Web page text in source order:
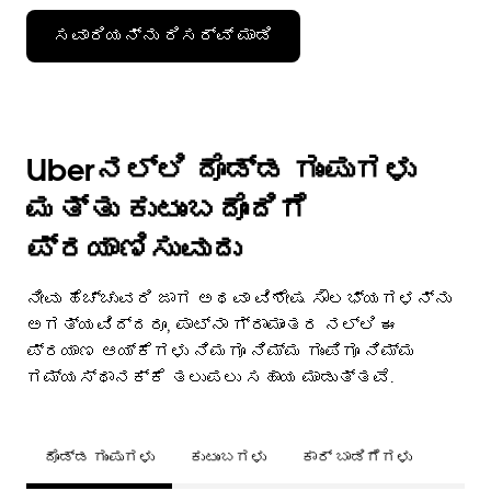
ಸವಾರಿಯನ್ನು ರಿಸರ್ವ್ ಮಾಡಿ
Uberನಲ್ಲಿ ದೊಡ್ಡ ಗುಂಪುಗಳು
ಮತ್ತು ಕುಟುಂಬದೊಂದಿಗೆ
ಪ್ರಯಾಣಿಸುವುದು
ನೀವು ಹೆಚ್ಚುವರಿ ಜಾಗ ಅಥವಾ ವಿಶೇಷ ಸೌಲಭ್ಯಗಳನ್ನು
ಅಗತ್ಯವಿದ್ದರೂ, ಪಾಟ್ನಾ ಗ್ರಾಮಾಂತರ ನಲ್ಲಿ ಈ
ಪ್ರಯಾಣ ಆಯ್ಕೆಗಳು ನಿಮಗೂ ನಿಮ್ಮ ಗುಂಪಿಗೂ ನಿಮ್ಮ
ಗಮ್ಯಸ್ಥಾನಕ್ಕೆ ತಲುಪಲು ಸಹಾಯ ಮಾಡುತ್ತವೆ.
ದೊಡ್ಡ ಗುಂಪುಗಳು ಕುಟುಂಬಗಳು ಕಾರ್ ಬಾಡಿಗೆಗಳು